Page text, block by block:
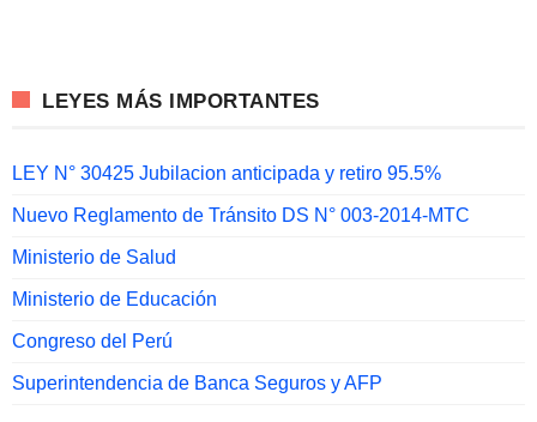
LEYES MÁS IMPORTANTES
LEY N° 30425 Jubilacion anticipada y retiro 95.5%
Nuevo Reglamento de Tránsito DS N° 003-2014-MTC
Ministerio de Salud
Ministerio de Educación
Congreso del Perú
Superintendencia de Banca Seguros y AFP